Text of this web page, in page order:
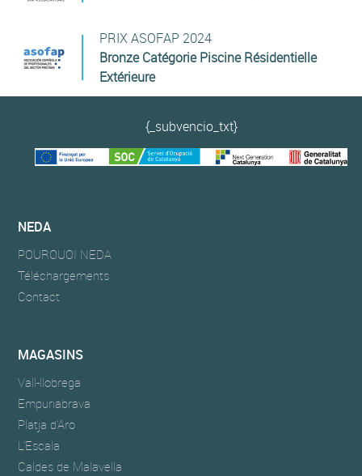
PRIX ASOFAP 2024
Bronze Catégorie Piscine Résidentielle
Extérieure
{_subvencio_txt}
NEDA
POURQUOI NEDA
Téléchargements
Contact
MAGASINS
Vall-llobrega
Empuriabrava
Platja d'Aro
L'Escala
Caldes de Malavella